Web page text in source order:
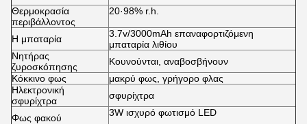
Θερμοκρασία
περιβάλλοντος
20·98% r.h.
Η μπαταρία
3.7v/3000mAh επαναφορτιζόμενη
μπαταρία λιθίου
Νητήρας
ζυροσκόπησης
Κουνούνται, αναβοσβήνουν
Κόκκινο φως
μακρύ φως, γρήγορο φλας
Ηλεκτρονική
σφυρίχτρα
σφυρίχτρα
Φως φακού 3W ισχυρό φωτισμό LED